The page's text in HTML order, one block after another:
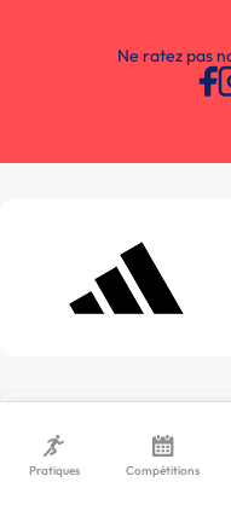
Ne ratez pas
Pratiques Compétitions